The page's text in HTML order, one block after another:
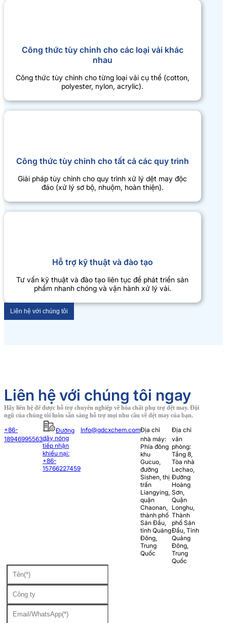
Công thức tùy chỉnh cho các loại vải khác
nhau
Công thức tùy chỉnh cho từng loại vải cụ thể (cotton,
polyester, nylon, acrylic).
Công thức tùy chỉnh cho tất cả các quy trình
Giải pháp tùy chỉnh cho quy trình xử lý dệt may độc
đáo (xử lý sơ bộ, nhuộm, hoàn thiện).
Hỗ trợ kỹ thuật và đào tạo
Tư vấn kỹ thuật và đào tạo liên tục để phát triển sản
phẩm nhanh chóng và vận hành xử lý vải.
Liên hệ với chúng tôi
Liên hệ với chúng tôi ngay
Hãy liên hệ để được hỗ trợ chuyên nghiệp về hóa chất phụ trợ dệt may. Đội
ngũ của chúng tôi luôn sẵn sàng hỗ trợ mọi nhu cầu về dệt may của bạn.
+86-
18946995563
Đường
dây nóng
tiếp nhận
khiếu nại:
+86-
15766227459
Info@gdcxchem.comĐịa chỉ
nhà máy:
Phía đông
khu
Gucuo,
đường
Sishen, thị
trấn
Liangying,
quận
Chaonan,
thành phố
Sán Đầu,
tỉnh Quảng
Đông,
Trung
Quốc
Địa chỉ
văn
phòng:
Tầng 8,
Tòa nhà
Lechao,
Đường
Hoàng
Sơn,
Quận
Longhu,
Thành
phố Sán
Đầu, Tỉnh
Quảng
Đông,
Trung
Quốc